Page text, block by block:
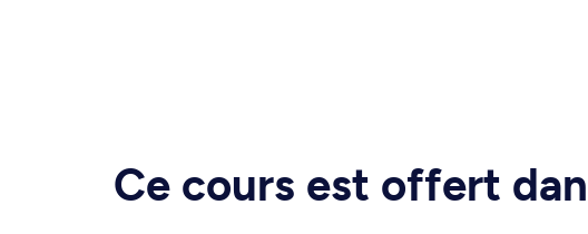
Ce cours est offert